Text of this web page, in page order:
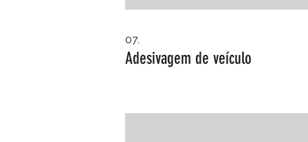
07.
Adesivagem de veículo